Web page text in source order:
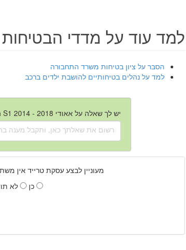
למד עוד על מדדי הבטיחות
הסבר על ציון בטיחות משרד התחבורה
למד על נהלים בטיחותיים להושבת ילדים ברכב
יש לך שאלה על אאודי S1 2014 - 2018 החדשה?
מעוניין לבצע עסקת טרייד אין
כן
לא